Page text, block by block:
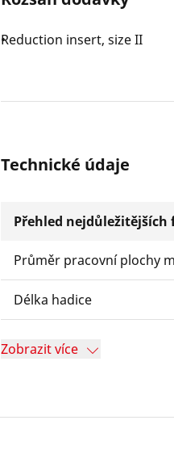
Reduction insert, size II
Technické údaje
Přehled nejdůležitějších
Průměr pracovní plochy
Délka hadice
Zobrazit více